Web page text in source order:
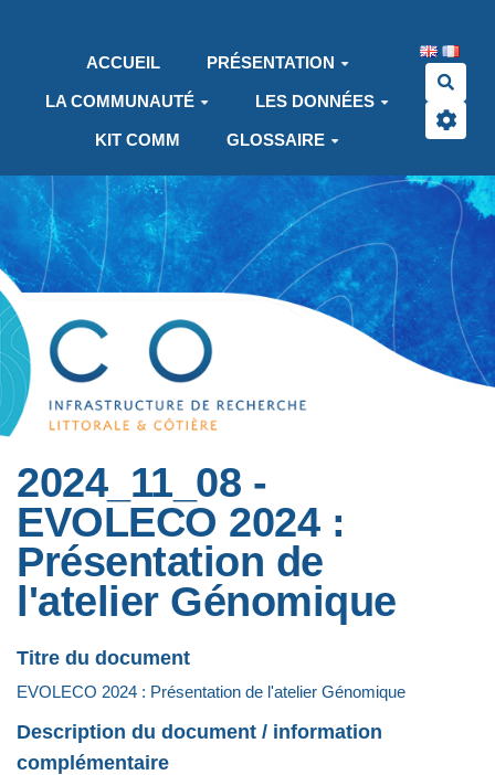
ACCUEIL
PRÉSENTATION
LA COMMUNAUTÉ LES DONNÉES
KIT COMM GLOSSAIRE
2024_11_08 -
EVOLECO 2024 :
Présentation de
l'atelier Génomique
Titre du document
EVOLECO 2024 : Présentation de l'atelier Génomique
Description du document / information
complémentaire